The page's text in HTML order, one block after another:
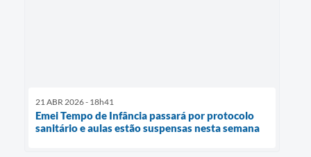
21 ABR 2026 - 18h41
Emei Tempo de Infância passará por protocolo
sanitário e aulas estão suspensas nesta semana